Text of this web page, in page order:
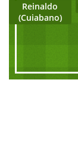
Reinaldo
(Cuiabano)